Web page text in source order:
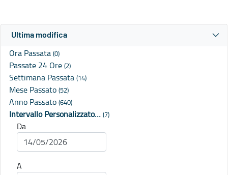
Ultima modifica
Ora Passata (0)
Passate 24 Ore (2)
Settimana Passata (14)
Mese Passato (52)
Anno Passato (640)
Intervallo Personalizzato… (7)
Da
A